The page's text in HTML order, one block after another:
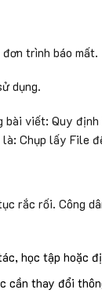
trình báo mất.
dụng.
viết: Quy
Chụp lấy File
rắc rối. Công
học tập hoặc
cần thay đổi